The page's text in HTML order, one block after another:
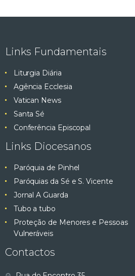
Links Fundamentais
Liturgia Diária
Agência Ecclesia
Vatican News
Santa Sé
Conferência Episcopal
Links Diocesanos
Paróquia de Pinhel
Paróquias da Sé e S. Vicente
Jornal A Guarda
Tubo a tubo
Proteção de Menores e Pessoas
Vulneráveis
Contactos